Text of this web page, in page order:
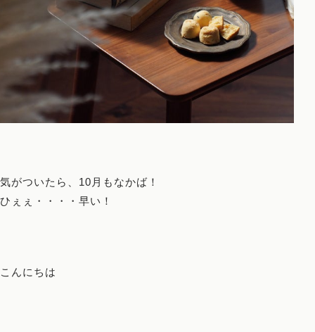
気がついたら、10月もなかば！
ひぇぇ・・・・早い！
こんにちは